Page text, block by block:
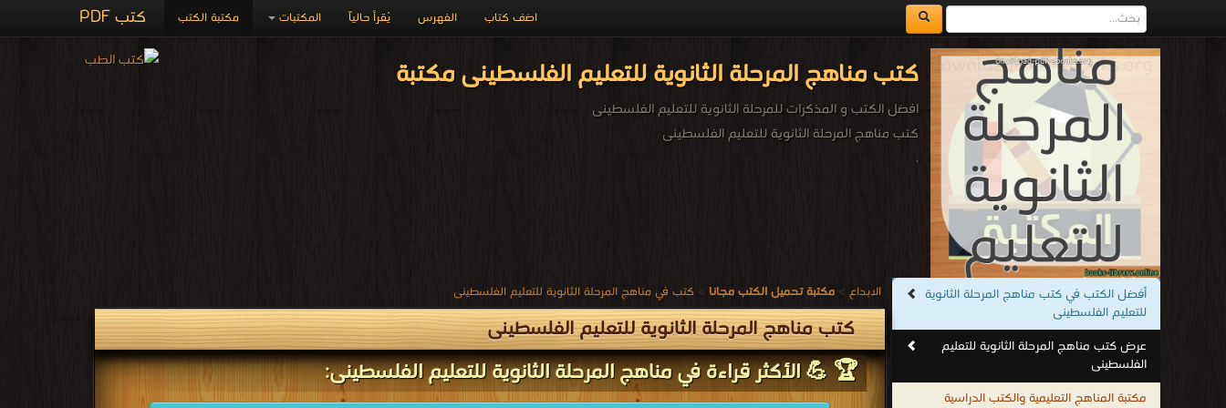
كتب PDF مكتبة الكتب المكتبات يُقرأ حالياً الفهرس اضف كتاب
كتب مناهج المرحلة الثانوية للتعليم الفلسطينى مكتبة
افضل الكتب و المذكرات للمرحلة الثانوية للتعليم الفلسطينى
كتب مناهج المرحلة الثانوية للتعليم الفلسطينى
.
أفضل الكتب في كتب مناهج المرحلة الثانوية
للتعليم الفلسطينى
عرض كتب مناهج المرحلة الثانوية للتعليم
الفلسطينى
مكتبة المناهج التعليمية والكتب الدراسية
الابداع > مكتبة تحميل الكتب مجانا > كتب في مناهج المرحلة الثانوية للتعليم الفلسطينى
كتب مناهج المرحلة الثانوية للتعليم الفلسطينى
🏆 💪 الأكثر قراءة في مناهج المرحلة الثانوية للتعليم الفلسطينى: